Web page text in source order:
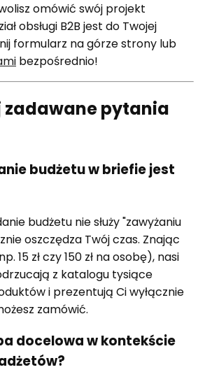
omówić swój projekt
obsługi B2B jest do Twojej
formularz na górze strony lub
bezpośrednio!
zadawane pytania
budżetu w briefie jest
budżetu nie służy "zawyżaniu
oszczędza Twój czas. Znając
15 zł czy 150 zł na osobę), nasi
z katalogu tysiące
i prezentują Ci wyłącznie
zamówić.
docelowa w kontekście